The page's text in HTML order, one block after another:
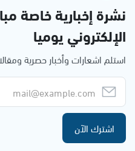
نشرة إخبارية خاصة
الإلكتروني يوميا
استلم اشعارات وأخبار حصرية
اشترك الآن